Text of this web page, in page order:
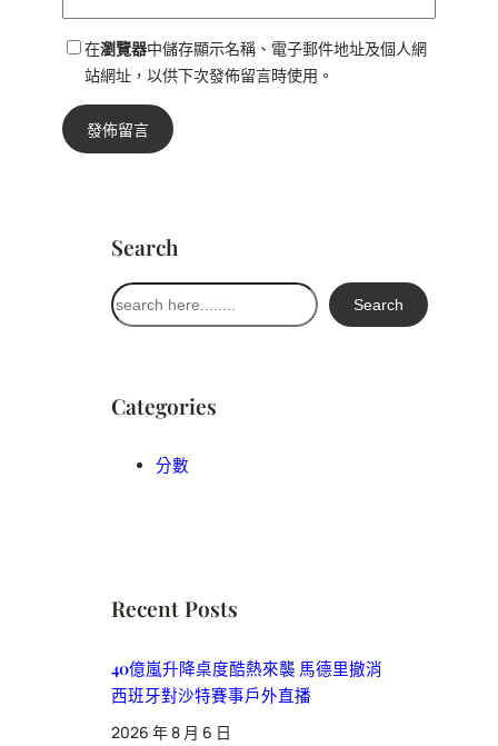
在瀏覽器中儲存顯示名稱、電子郵件地址及個人網
站網址，以供下次發佈留言時使用。
Search
搜
尋
Search
Categories
分數
Recent Posts
40億嵐升降桌度酷熱來襲 馬德里撤消
西班牙對沙特賽事戶外直播
2026 年 8 月 6 日